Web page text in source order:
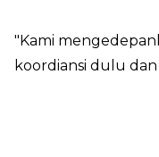
"Kami
koordiansi dulu